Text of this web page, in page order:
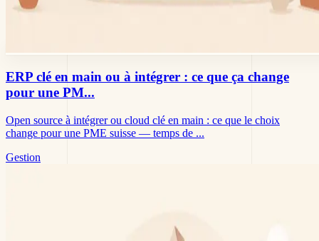
ERP clé en main ou à intégrer : ce que ça change
pour une PM...
Open source à intégrer ou cloud clé en main : ce que le choix
change pour une PME suisse — temps de ...
Gestion